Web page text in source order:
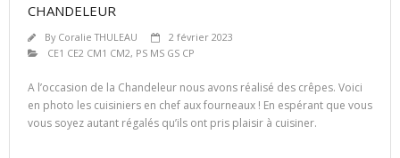
CHANDELEUR
By Coralie THULEAU
2 février 2023
CE1 CE2 CM1 CM2, PS MS GS CP
A l’occasion de la Chandeleur nous avons réalisé des crêpes. Voici
en photo les cuisiniers en chef aux fourneaux ! En espérant que vous
vous soyez autant régalés qu’ils ont pris plaisir à cuisiner.